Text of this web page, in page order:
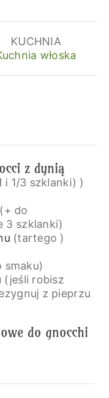
KUCHNIA
włoska
z dynią
i 1/3 szklanki) )
(+ do
3 szklanki)
(tartego )
smaku)
(jeśli robisz
z pieprzu
do gnocchi